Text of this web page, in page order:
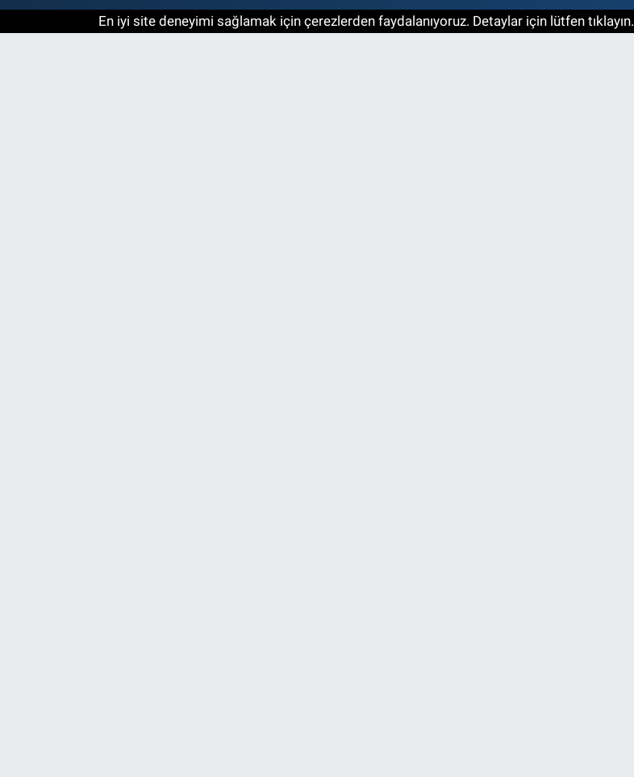
En iyi site deneyimi sağlamak için çerezlerden faydalanıyoruz. Detaylar için lütfen tıklayın.